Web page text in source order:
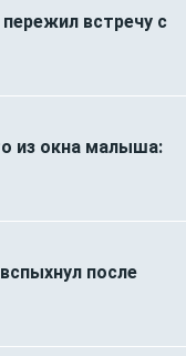
встречу с
из окна малыша:
после